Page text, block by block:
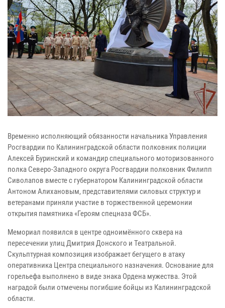
Временно исполняющий обязанности начальника Управления
Росгвардии по Калининградской области полковник полиции
Алексей Буринский и командир специального моторизованного
полка Северо-Западного округа Росгвардии полковник Филипп
Сиволапов вместе с губернатором Калининградской области
Антоном Алихановым, представителями силовых структур и
ветеранами приняли участие в торжественной церемонии
открытия памятника «Героям спецназа ФСБ».
Мемориал появился в центре одноимённого сквера на
пересечении улиц Дмитрия Донского и Театральной.
Скульптурная композиция изображает бегущего в атаку
оперативника Центра специального назначения. Основание для
горельефа выполнено в виде знака Ордена мужества. Этой
наградой были отмечены погибшие бойцы из Калининградской
области.